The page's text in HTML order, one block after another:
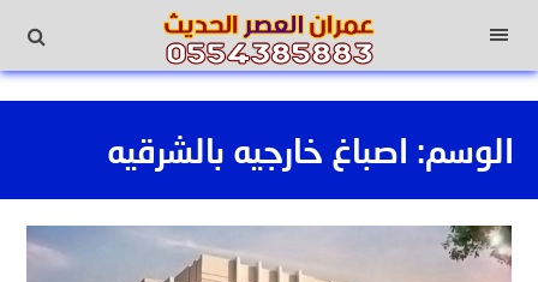
القائمة
الوسم: اصباغ خارجيه بالشرقيه